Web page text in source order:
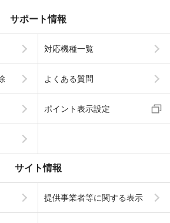
サポート情報
対応機種一覧
よくある質問
ポイント表示設定
サイト情報
提供事業者等に関する表示